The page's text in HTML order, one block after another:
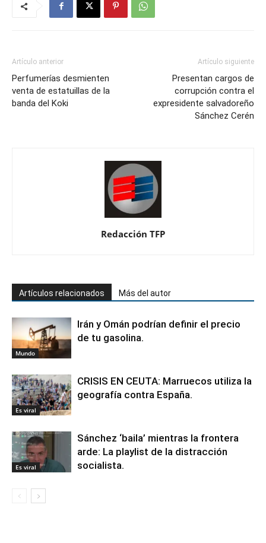
Artículo anterior
Perfumerías desmienten
venta de estatuillas de la
banda del Koki
Artículo siguiente
Presentan cargos de
corrupción contra el
expresidente salvadoreño
Sánchez Cerén
Redacción TFP
Artículos relacionados Más del autor
Mundo
Irán y Omán podrían definir el precio
de tu gasolina.
Es viral
CRISIS EN CEUTA: Marruecos utiliza la
geografía contra España.
Es viral
Sánchez ‘baila’ mientras la frontera
arde: La playlist de la distracción
socialista.